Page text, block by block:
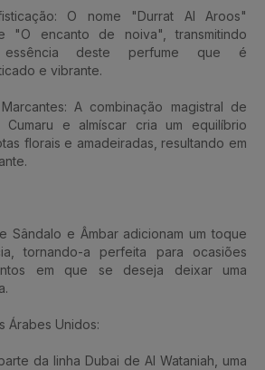
O nome "Durrat Al Aroos"
"O encanto de noiva", transmitindo
essência deste perfume que é
e vibrante.
A combinação magistral de
Cumaru e almíscar cria um equilíbrio
florais e amadeiradas, resultando em
Sândalo e Âmbar adicionam um toque
tornando-a perfeita para ocasiões
em que se deseja deixar uma
Árabes Unidos:
da linha Dubai de Al Wataniah, uma